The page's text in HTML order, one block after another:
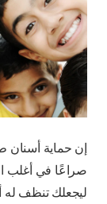
إن حماية
صراعًا في أغلب
ليجعلك تنظف له